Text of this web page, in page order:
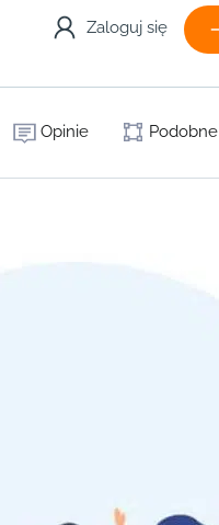
Zaloguj się
Opinie Podobne